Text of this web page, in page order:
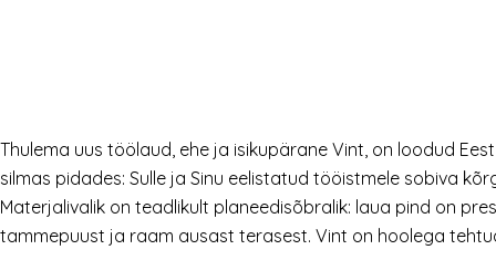
Thulema uus töölaud, ehe ja isikupärane Vint, on loodud
silmas pidades: Sulle ja Sinu eelistatud tööistmele sobiva
Materjalivalik on teadlikult planeedisõbralik: laua pind on
tammepuust ja raam ausast terasest. Vint on hoolega